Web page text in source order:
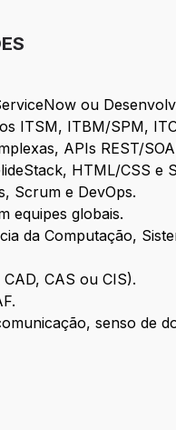
ou
ITSM, ITBM/SPM,
APIs REST/
HTML/CSS e
Scrum e DevOps.
equipes globais.
da Computação,
CAS ou CIS).
senso de